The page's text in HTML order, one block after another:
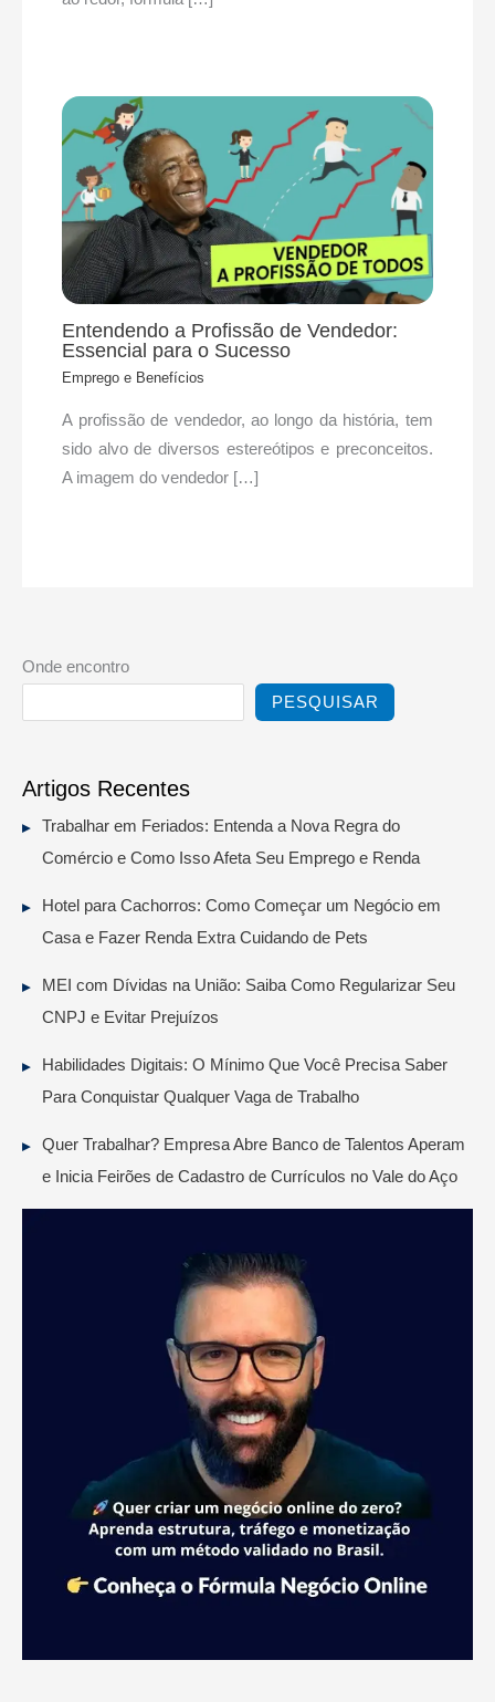
Entendendo a Profissão de Vendedor:
Essencial para o Sucesso
Emprego e Benefícios
A profissão de vendedor, ao longo da história, tem
sido alvo de diversos estereótipos e preconceitos.
A imagem do vendedor […]
Onde encontro
PESQUISAR
Artigos Recentes
Trabalhar em Feriados: Entenda a Nova Regra do
Comércio e Como Isso Afeta Seu Emprego e Renda
Hotel para Cachorros: Como Começar um Negócio em
Casa e Fazer Renda Extra Cuidando de Pets
MEI com Dívidas na União: Saiba Como Regularizar Seu
CNPJ e Evitar Prejuízos
Habilidades Digitais: O Mínimo Que Você Precisa Saber
Para Conquistar Qualquer Vaga de Trabalho
Quer Trabalhar? Empresa Abre Banco de Talentos Aperam
e Inicia Feirões de Cadastro de Currículos no Vale do Aço